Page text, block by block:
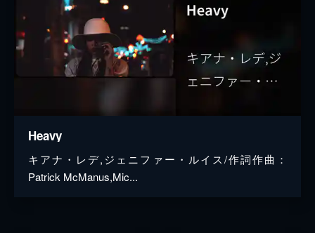
Heavy
キアナ・レデ,ジェニファー・ルイス/作詞作曲：
Patrick McManus,Mic...